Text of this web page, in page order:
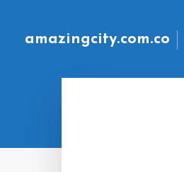
amazingcity.com.co